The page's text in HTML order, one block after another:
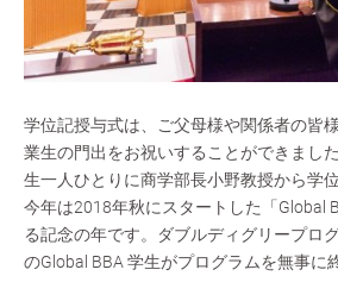
学位記授与式は、ご父母様や関係者の皆
業生の門出をお祝いすることができまし
生一人ひとりに商学部長小野教授から学
今年は2018年秋にスタートした「Global
る記念の年です。ダブルディグリープロ
のGlobal BBA 学生がプログラムを無事に